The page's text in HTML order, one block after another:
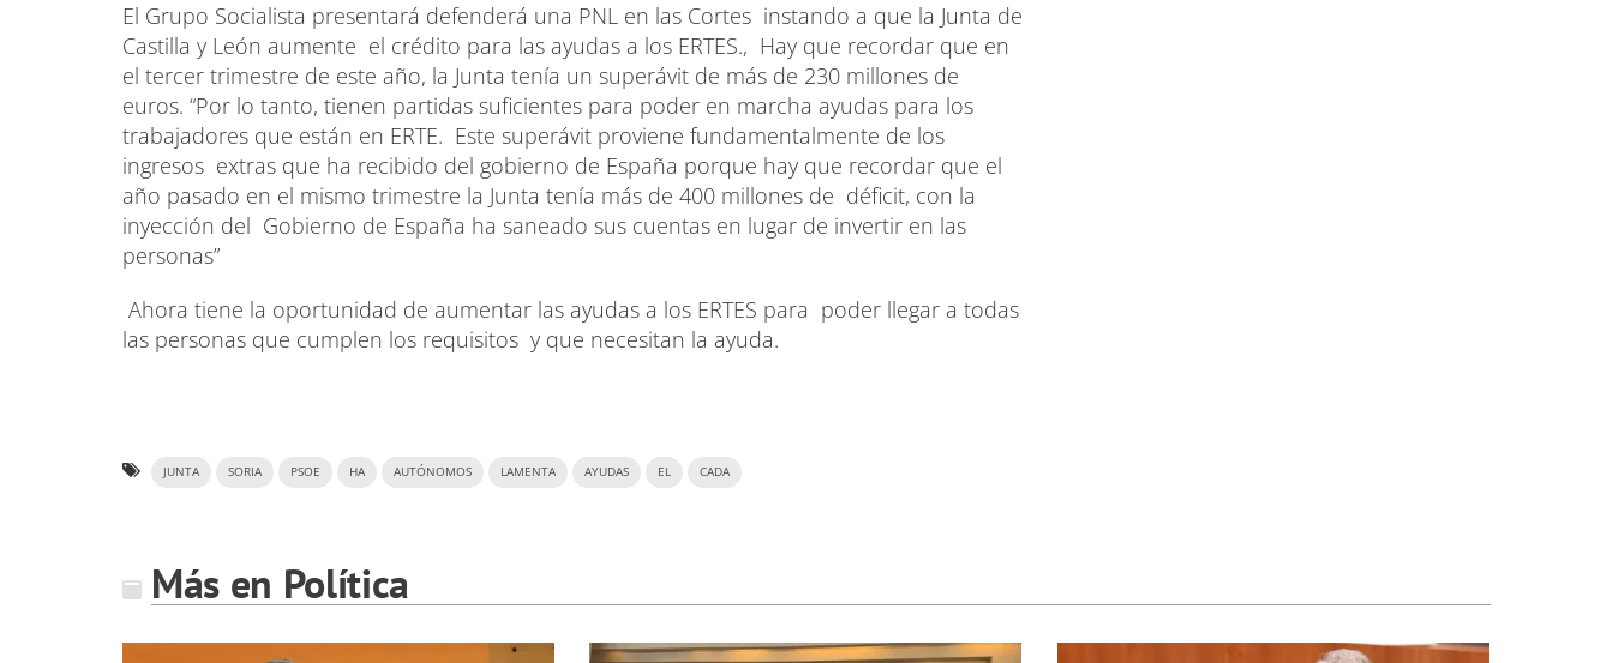
El Grupo Socialista presentará defenderá una PNL en las Cortes instando a que la Junta de
Castilla y León aumente el crédito para las ayudas a los ERTES., Hay que recordar que en
el tercer trimestre de este año, la Junta tenía un superávit de más de 230 millones de
euros. “Por lo tanto, tienen partidas suficientes para poder en marcha ayudas para los
trabajadores que están en ERTE. Este superávit proviene fundamentalmente de los
ingresos extras que ha recibido del gobierno de España porque hay que recordar que el
año pasado en el mismo trimestre la Junta tenía más de 400 millones de déficit, con la
inyección del Gobierno de España ha saneado sus cuentas en lugar de invertir en las
personas”
Ahora tiene la oportunidad de aumentar las ayudas a los ERTES para poder llegar a todas
las personas que cumplen los requisitos y que necesitan la ayuda.
JUNTA SORIA PSOE HA AUTÓNOMOS LAMENTA AYUDAS EL CADA
Más en Política